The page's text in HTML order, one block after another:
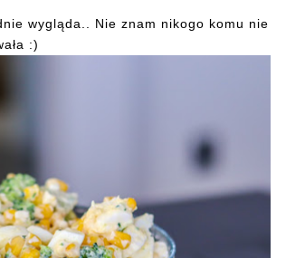
wygląda.. Nie znam nikogo komu nie
:)